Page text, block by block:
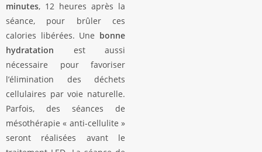
minutes, 12 heures après la
séance, pour brûler ces
calories libérées. Une bonne
hydratation est aussi
nécessaire pour favoriser
l’élimination des déchets
cellulaires par voie naturelle.
Parfois, des séances de
mésothérapie « anti-cellulite »
seront réalisées avant le